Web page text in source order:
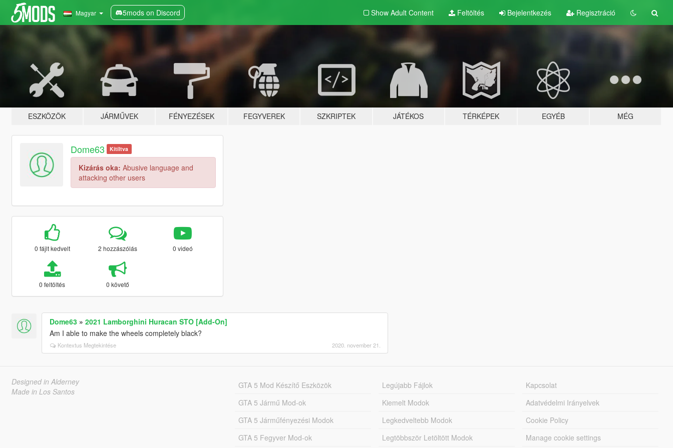
Magyar 5mods on Discord Show Adult Content Feltöltés Bejelentkezés Regisztráció
ESZKÖZÖK JÁRMŰVEK FÉNYEZÉSEK FEGYVEREK SZKRIPTEK JÁTÉKOS TÉRKÉPEK EGYÉB MÉG
Dome63 Kitíltva
Kizárás oka: Abusive language and
attacking other users
0 fájlt kedvelt 2 hozzászólás 0 videó
0 feltöltés 0 követő
Dome63» 2021 Lamborghini Huracan STO [Add-On]
Am I able to make the wheels completely black?
Kontextus Megtekintése 2020. november 21.
Designed in Alderney
Made in Los Santos
GTA 5 Mod Készítő Eszközök
GTA 5 Jármű Mod-ok
GTA 5 Járműfényezési Modok
GTA 5 Fegyver Mod-ok
Legújabb Fájlok
Kiemelt Modok
Legkedveltebb Modok
Legtöbbször Letöltött Modok
Kapcsolat
Adatvédelmi Irányelvek
Cookie Policy
Manage cookie settings